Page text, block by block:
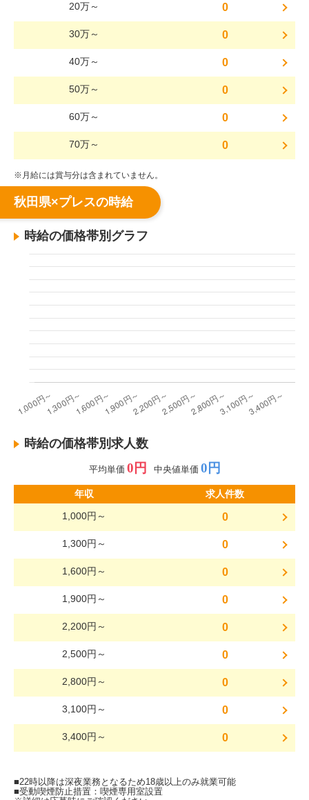
20万～ 0
30万～ 0
40万～ 0
50万～ 0
60万～ 0
70万～ 0
※月給には賞与分は含まれていません。
秋田県×プレスの時給
時給の価格帯別グラフ
時給の価格帯別求人数
平均単価 0円 中央値単価 0円
年収
求人件数
1,000円～
0
1,300円～ 0
1,600円～ 0
1,900円～ 0
2,200円～ 0
2,500円～ 0
2,800円～ 0
3,100円～ 0
3,400円～ 0